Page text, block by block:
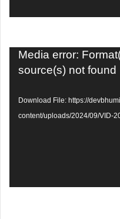
Video
Player
Media error:
source(s) not found
Download File: https://
content/uploads/2024/09/VID-